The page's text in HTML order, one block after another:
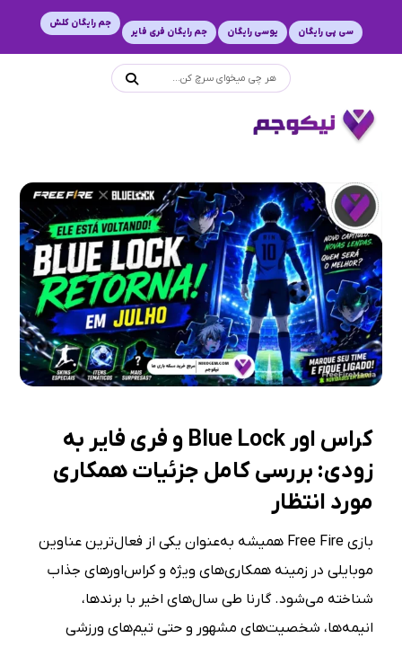
سی پی رایگان یوسی رایگان جم رایگان فری فایر
جم رایگان کلش
کراس اور Blue Lock و فری فایر به
زودی: بررسی کامل جزئیات همکاری
مورد انتظار
بازی Free Fire همیشه به‌عنوان یکی از فعال‌ترین عناوین
موبایلی در زمینه همکاری‌های ویژه و کراس‌اورهای جذاب
شناخته می‌شود. گارنا طی سال‌های اخیر با برندها،
انیمه‌ها، شخصیت‌های مشهور و حتی تیم‌های ورزشی